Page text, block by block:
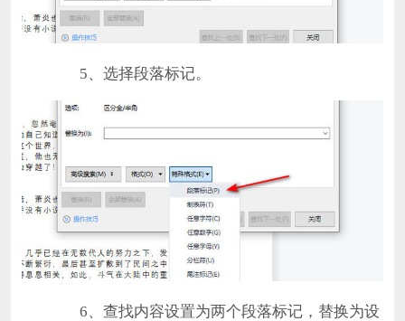
5、选择段落标记。
6、查找内容设置为两个段落标记，替换为设